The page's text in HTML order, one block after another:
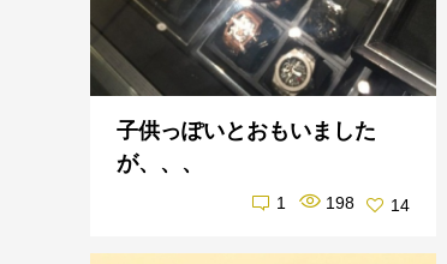
子供っぽいとおもいました
が、、、
1 198 14